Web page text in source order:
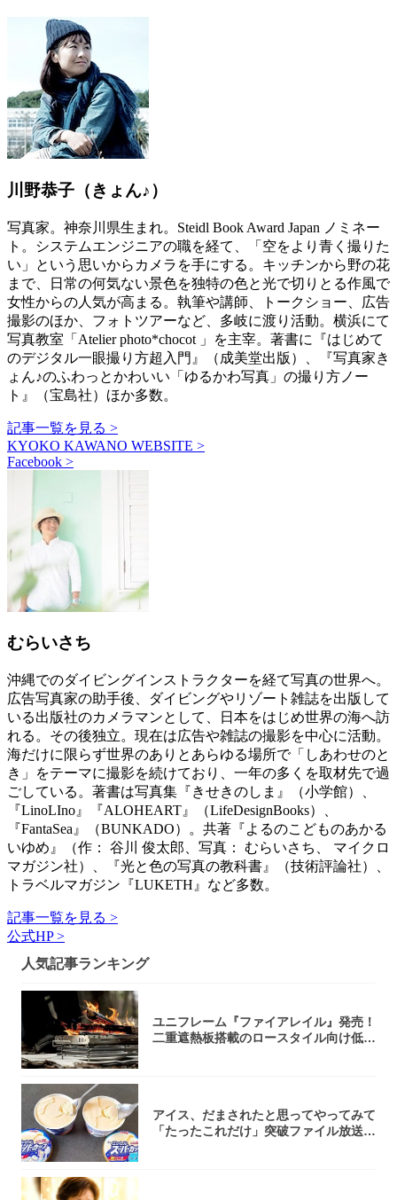
川野恭子（きょん♪）
写真家。神奈川県生まれ。Steidl Book Award Japan ノミネー
ト。システムエンジニアの職を経て、「空をより青く撮りた
い」という思いからカメラを手にする。キッチンから野の花
まで、日常の何気ない景色を独特の色と光で切りとる作風で
女性からの人気が高まる。執筆や講師、トークショー、広告
撮影のほか、フォトツアーなど、多岐に渡り活動。横浜にて
写真教室「Atelier photo*chocot 」を主宰。著書に『はじめて
のデジタル一眼撮り方超入門』（成美堂出版）、『写真家き
ょん♪のふわっとかわいい「ゆるかわ写真」の撮り方ノー
ト』（宝島社）ほか多数。
記事一覧を見る >
KYOKO KAWANO WEBSITE >
Facebook >
むらいさち
沖縄でのダイビングインストラクターを経て写真の世界へ。
広告写真家の助手後、ダイビングやリゾート雑誌を出版して
いる出版社のカメラマンとして、日本をはじめ世界の海へ訪
れる。その後独立。現在は広告や雑誌の撮影を中心に活動。
海だけに限らず世界のありとあらゆる場所で「しあわせのと
き」をテーマに撮影を続けており、一年の多くを取材先で過
ごしている。著書は写真集『きせきのしま』（小学館）、
『LinoLIno』『ALOHEART』（LifeDesignBooks）、
『FantaSea』（BUNKADO）。共著『よるのこどものあかる
いゆめ』（作： 谷川 俊太郎、写真： むらいさち、 マイクロ
マガジン社）、『光と色の写真の教科書』（技術評論社）、
トラベルマガジン『LUKETH』など多数。
記事一覧を見る >
公式HP >
人気記事ランキング
ユニフレーム『ファイアレイル』発売！
二重遮熱板搭載のロースタイル向け低型
アイス、だまされたと思ってやってみて
「たったこれだけ」突破ファイル放送で